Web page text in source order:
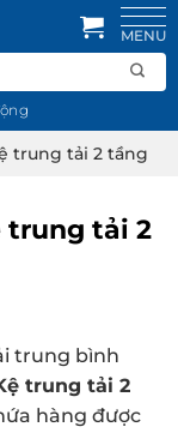
trung tải 2 tầng
trung tải 2
trung bình
trung tải 2
hàng được